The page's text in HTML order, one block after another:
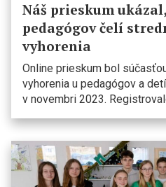
Náš prieskum
pedagógov čelí
vyhorenia
Online prieskum bol
vyhorenia u pedagógov a
v novembri 2023.